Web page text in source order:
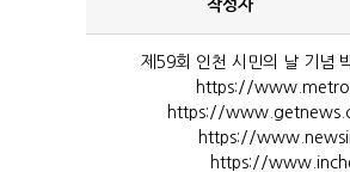
작성자
제59회 인천 시민의 날 기념
https://
https://
https://
https://